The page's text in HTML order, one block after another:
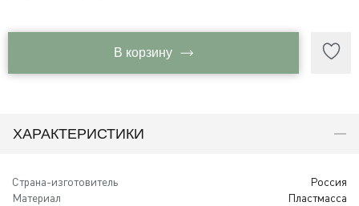
В корзину
ХАРАКТЕРИСТИКИ
Страна-изготовитель
Россия
Материал
Пластмасса